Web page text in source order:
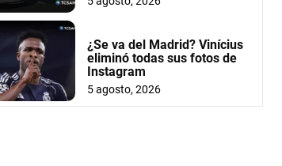
¿Se va del Madrid? Vinícius
eliminó todas sus fotos de
Instagram
5 agosto, 2026